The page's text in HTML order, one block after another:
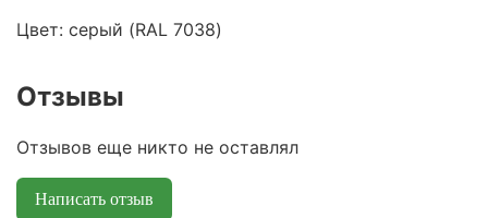
Цвет: серый (RAL 7038)
Отзывы
Отзывов еще никто не оставлял
Написать отзыв